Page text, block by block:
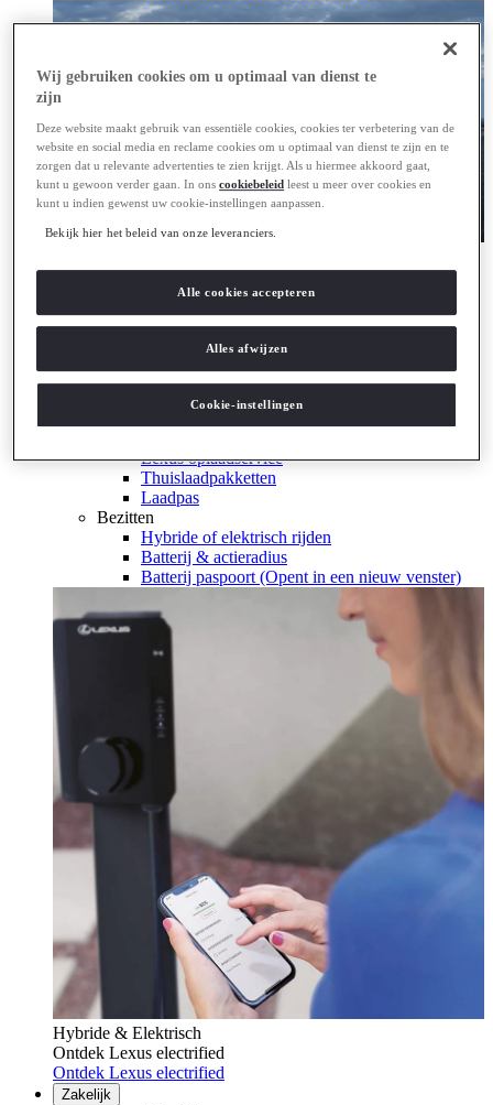
Al een Lexus v.a. € 479,- p/m
Al een Lexus v.a. € 479,- p/m
Hybride & Elektrisch
Ontdek alle aandrijflijnen
Hybride
Plug-in hybride
Lexus oplaadservice
Thuislaadpakketten
Laadpas
Bezitten
Hybride of elektrisch rijden
Batterij & actieradius
Batterij paspoort (Opent in een nieuw venster)
Hybride & Elektrisch
Ontdek Lexus electrified
Ontdek Lexus electrified
Zakelijk
Wij gebruiken cookies om u optimaal van dienst te
zijn
Deze website maakt gebruik van essentiële cookies, cookies ter verbetering van de
website en social media en reclame cookies om u optimaal van dienst te zijn en te
zorgen dat u relevante advertenties te zien krijgt. Als u hiermee akkoord gaat,
kunt u gewoon verder gaan. In onscookiebeleid leest u meer over cookies en
kunt u indien gewenst uw cookie-instellingen aanpassen.
Bekijk hier het beleid van onze leveranciers.
Cookie-instellingen
Alles afwijzen
Alle cookies accepteren